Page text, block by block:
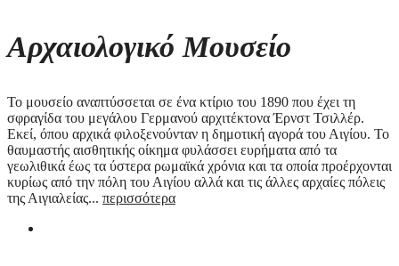
Αρχαιολογικό Μουσείο
Το μουσείο αναπτύσσεται σε ένα κτίριο του 1890 που έχει τη
σφραγίδα του μεγάλου Γερμανού αρχιτέκτονα Έρνστ Τσιλλέρ.
Εκεί, όπου αρχικά φιλοξενούνταν η δημοτική αγορά του Αιγίου. Το
θαυμαστής αισθητικής οίκημα φυλάσσει ευρήματα από τα
γεωλιθικά έως τα ύστερα ρωμαϊκά χρόνια και τα οποία προέρχονται
κυρίως από την πόλη του Αιγίου αλλά και τις άλλες αρχαίες πόλεις
της Αιγιαλείας... περισσότερα